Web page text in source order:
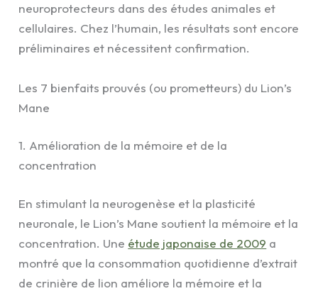
neuroprotecteurs dans des études animales et
cellulaires. Chez l’humain, les résultats sont encore
préliminaires et nécessitent confirmation.
Les 7 bienfaits prouvés (ou prometteurs) du Lion’s
Mane
1. Amélioration de la mémoire et de la
concentration
En stimulant la neurogenèse et la plasticité
neuronale, le Lion’s Mane soutient la mémoire et la
concentration. Une étude japonaise de 2009 a
montré que la consommation quotidienne d’extrait
de crinière de lion améliore la mémoire et la